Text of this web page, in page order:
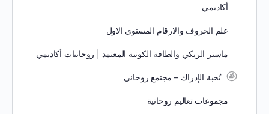
أكاديمي
علم الحروف والارقام المستوى الاول
ماستر الريكي والطاقة الكونية المعتمد | روحانيات أكاديمي
نُخبة الإدراك – مجتمع روحاني
مجموعات تعاليم روحانية